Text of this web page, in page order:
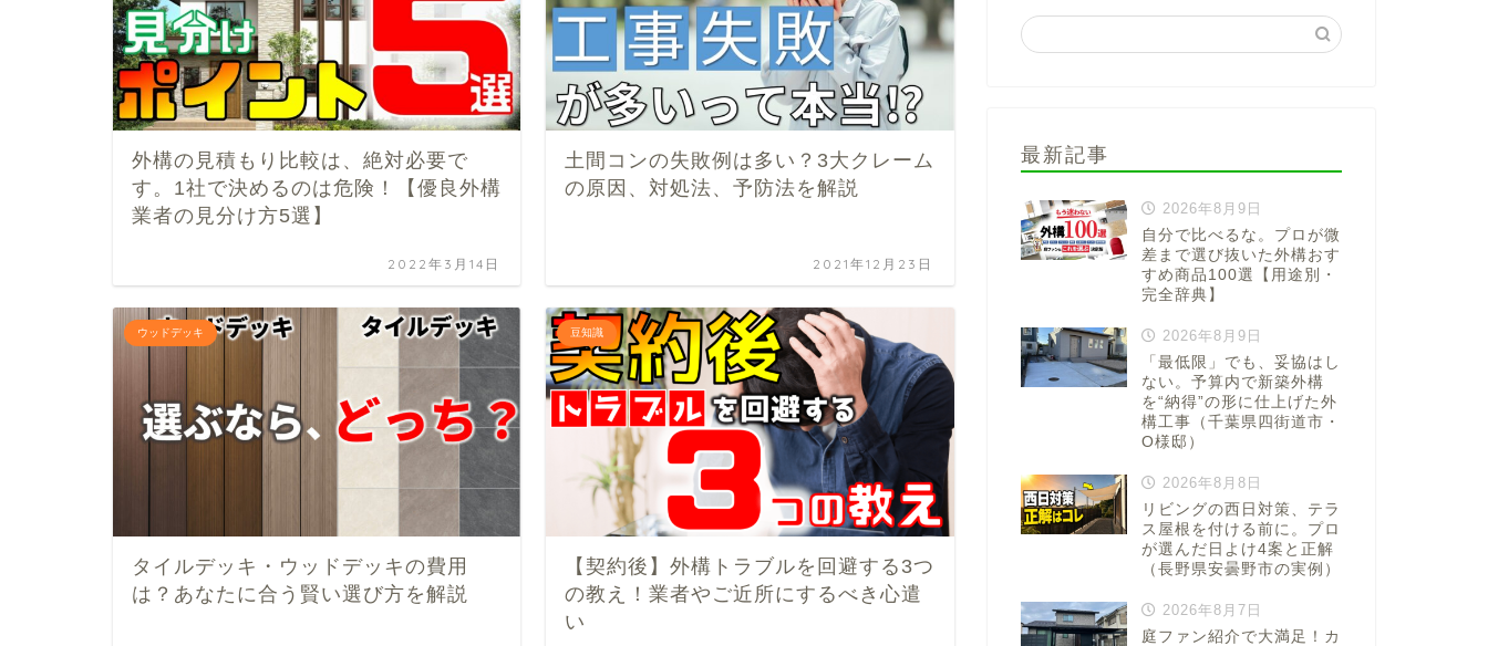
外構の見積もり比較は、絶対必要で
す。1社で決めるのは危険！【優良外構
業者の見分け方5選】
2022年3月14日
土間コンの失敗例は多い？3大クレーム
の原因、対処法、予防法を解説
2021年12月23日
ウッドデッキ
タイルデッキ・ウッドデッキの費用
は？あなたに合う賢い選び方を解説
豆知識
【契約後】外構トラブルを回避する3つ
の教え！業者やご近所にするべき心遣
い
最新記事
2026年8月9日
自分で比べるな。プロが微
差まで選び抜いた外構おす
すめ商品100選【用途別・
完全辞典】
2026年8月9日
「最低限」でも、妥協はし
ない。予算内で新築外構
を“納得”の形に仕上げた外
構工事（千葉県四街道市・
O様邸）
2026年8月8日
リビングの西日対策、テラ
ス屋根を付ける前に。プロ
が選んだ日よけ4案と正解
（長野県安曇野市の実例）
2026年8月7日
庭ファン紹介で大満足！カ